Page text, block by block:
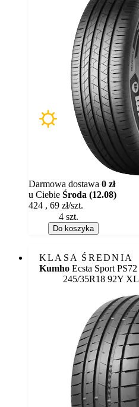
Dostępność:
Darmowa dostawa 0 zł
u Ciebie Środa (12.08)
424 , 69 zł/szt.
Do koszyka
KLASA ŚREDNIA
Kumho Ecsta Sport PS72
245/35R18 92Y XL